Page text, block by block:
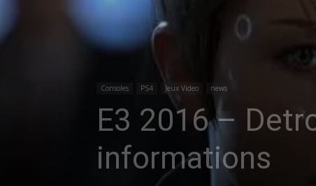
Consoles PS4 Jeux Video news
E3 2016 –
informations